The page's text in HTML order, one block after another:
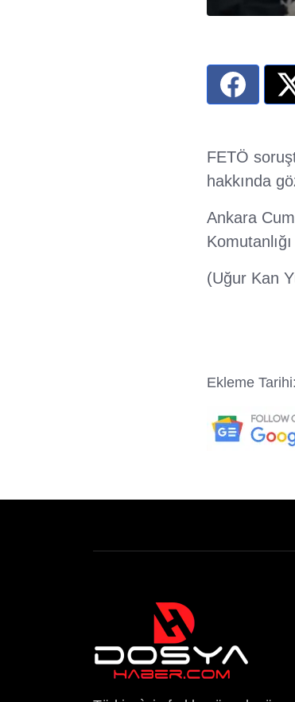
FETÖ
hakkında
Ankara
(Uğur Kan
Ekleme